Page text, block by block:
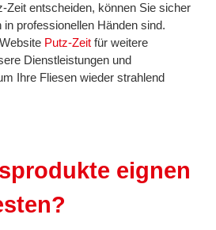
Zeit entscheiden, können Sie sicher
professionellen Händen sind.
Putz-Zeit für weitere
Dienstleistungen und
Ihre Fliesen wieder strahlend
eignen